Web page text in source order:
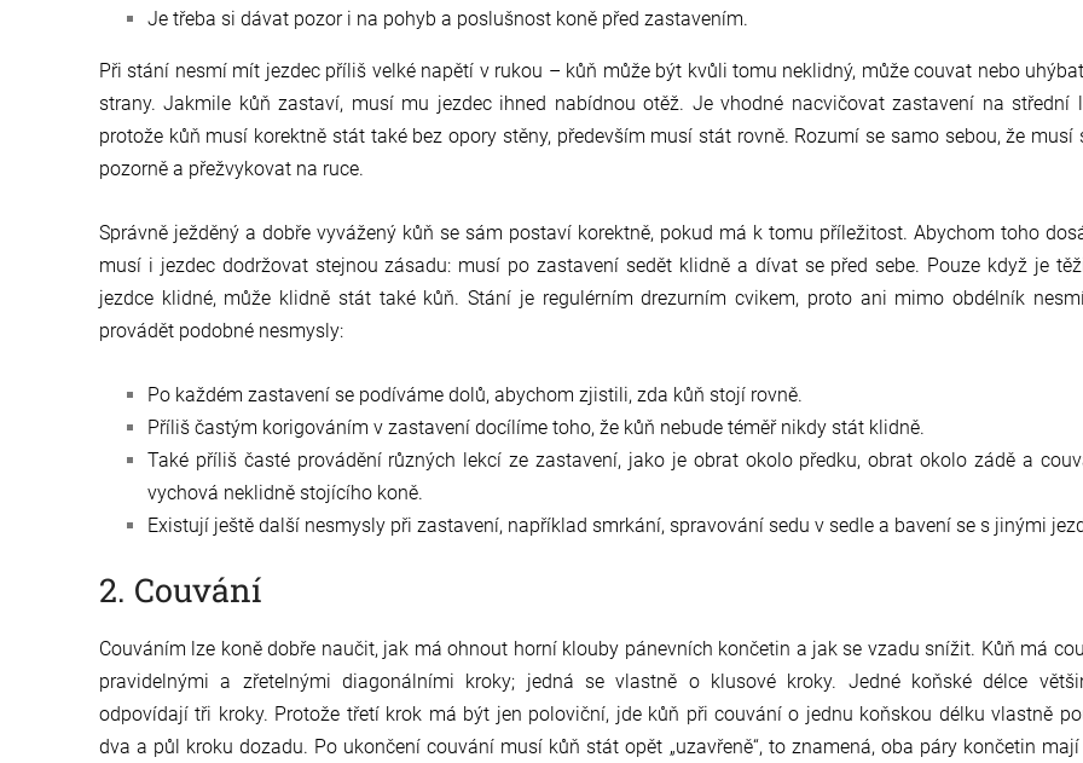
Je třeba si dávat pozor i na pohyb a poslušnost koně před zastavením.
Při stání nesmí mít jezdec příliš velké napětí v rukou – kůň může být kvůli tomu neklidný, může couvat nebo
strany. Jakmile kůň zastaví, musí mu jezdec ihned nabídnou otěž. Je vhodné nacvičovat zastavení na střední
protože kůň musí korektně stát také bez opory stěny, především musí stát rovně. Rozumí se samo sebou, že musí
pozorně a přežvykovat na ruce.
Správně ježděný a dobře vyvážený kůň se sám postaví korektně, pokud má k tomu příležitost. Abychom toho
musí i jezdec dodržovat stejnou zásadu: musí po zastavení sedět klidně a dívat se před sebe. Pouze když je
jezdce klidné, může klidně stát také kůň. Stání je regulérním drezurním cvikem, proto ani mimo obdélník
provádět podobné nesmysly:
Po každém zastavení se podíváme dolů, abychom zjistili, zda kůň stojí rovně.
Příliš častým korigováním v zastavení docílíme toho, že kůň nebude téměř nikdy stát klidně.
Také příliš časté provádění různých lekcí ze zastavení, jako je obrat okolo předku, obrat okolo zádě a
vychová neklidně stojícího koně.
Existují ještě další nesmysly při zastavení, například smrkání, spravování sedu v sedle a bavení se s jinými
2. Couvání
Couváním lze koně dobře naučit, jak má ohnout horní klouby pánevních končetin a jak se vzadu snížit. Kůň má
pravidelnými a zřetelnými diagonálními kroky; jedná se vlastně o klusové kroky. Jedné koňské délce
odpovídají tři kroky. Protože třetí krok má být jen poloviční, jde kůň při couvání o jednu koňskou délku vlastně
dva a půl kroku dozadu. Po ukončení couvání musí kůň stát opět „uzavřeně“, to znamená, oba páry končetin